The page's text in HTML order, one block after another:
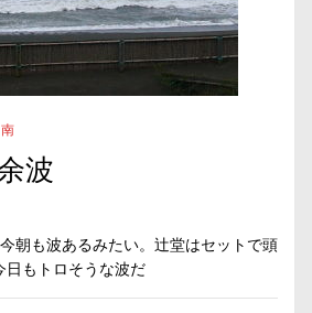
波
朝も波あるみたい。辻堂はセットで頭
日もトロそうな波だ